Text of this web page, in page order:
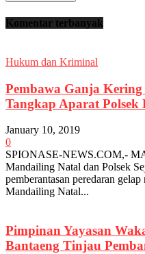
Komentar terbanyak
Hukum dan Kriminal
Pembawa Ganja
Tangkap Aparat Polsek
January 10, 2019
0
SPIONASE-NEWS.COM,-
Mandailing Natal dan Polsek
pemberantasan peredaran
Mandailing Natal...
Pimpinan Yayasan
Bantaeng Tinjau